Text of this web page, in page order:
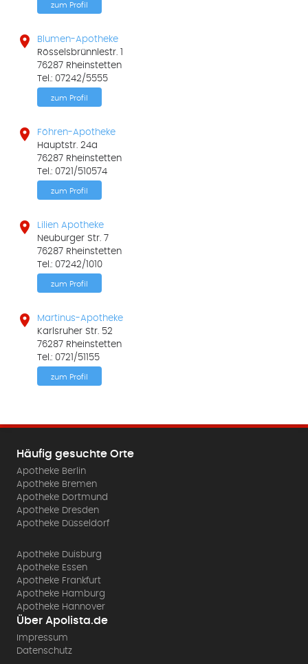
zum Profil

Blumen-Apotheke
Rösselsbrünnlestr. 1
76287 Rheinstetten
Tel.: 07242/5555
zum Profil

Föhren-Apotheke
Hauptstr. 24a
76287 Rheinstetten
Tel.: 0721/510574
zum Profil

Lilien Apotheke
Neuburger Str. 7
76287 Rheinstetten
Tel.: 07242/1010
zum Profil

Martinus-Apotheke
Karlsruher Str. 52
76287 Rheinstetten
Tel.: 0721/51155
zum Profil
Häufig gesuchte Orte
Apotheke Berlin
Apotheke Bremen
Apotheke Dortmund
Apotheke Dresden
Apotheke Düsseldorf
Apotheke Duisburg
Apotheke Essen
Apotheke Frankfurt
Apotheke Hamburg
Apotheke Hannover
Über Apolista.de
Impressum
Datenschutz